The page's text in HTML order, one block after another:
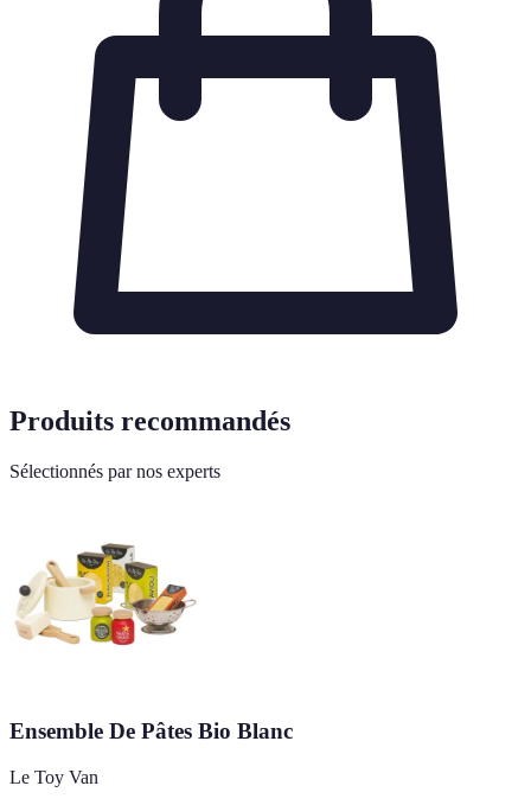
Produits recommandés
Sélectionnés par nos experts
Ensemble De Pâtes Bio Blanc
Le Toy Van